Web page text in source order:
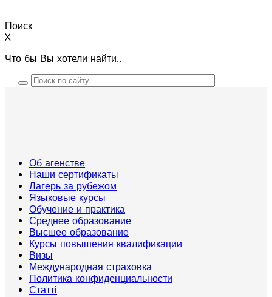
Поиск
X
Что бы Вы хотели найти..
Об агенстве
Наши сертификаты
Лагерь за рубежом
Языковые курсы
Обучение и практика
Среднее образование
Высшее образование
Курсы повышения квалификации
Визы
Международная страховка
Политика конфиденциальности
Статті